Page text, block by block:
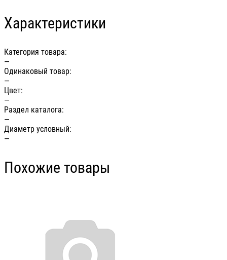
Характеристики
Категория товара:
—
Одинаковый товар:
—
Цвет:
—
Раздел каталога:
—
Диаметр условный:
—
Похожие товары